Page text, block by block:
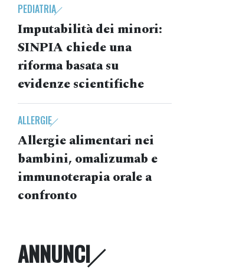
PEDIATRIA
Imputabilità dei minori:
SINPIA chiede una
riforma basata su
evidenze scientifiche
ALLERGIE
Allergie alimentari nei
bambini, omalizumab e
immunoterapia orale a
confronto
ANNUNCI